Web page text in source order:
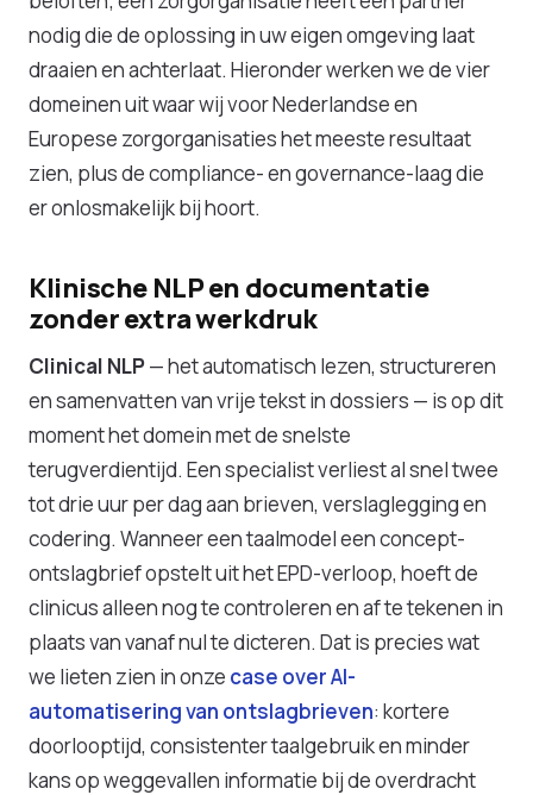
nodig die de oplossing in uw eigen omgeving laat
draaien en achterlaat. Hieronder werken we de vier
domeinen uit waar wij voor Nederlandse en
Europese zorgorganisaties het meeste resultaat
zien, plus de compliance- en governance-laag die
er onlosmakelijk bij hoort.
Klinische NLP en documentatie
zonder extra werkdruk
Clinical NLP— het automatisch lezen, structureren
en samenvatten van vrije tekst in dossiers — is op dit
moment het domein met de snelste
terugverdientijd. Een specialist verliest al snel twee
tot drie uur per dag aan brieven, verslaglegging en
codering. Wanneer een taalmodel een concept-
ontslagbrief opstelt uit het EPD-verloop, hoeft de
clinicus alleen nog te controleren en af te tekenen in
plaats van vanaf nul te dicteren. Dat is precies wat
we lieten zien in onze case over AI-
automatisering van ontslagbrieven: kortere
doorlooptijd, consistenter taalgebruik en minder
kans op weggevallen informatie bij de overdracht